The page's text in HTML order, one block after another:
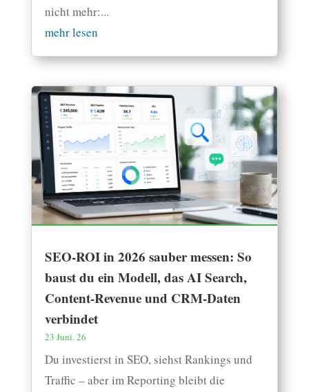
nicht mehr:...
mehr lesen
SEO-ROI in 2026 sauber messen: So
baust du ein Modell, das AI Search,
Content-Revenue und CRM-Daten
verbindet
23 Juni. 26
Du investierst in SEO, siehst Rankings und
Traffic – aber im Reporting bleibt die